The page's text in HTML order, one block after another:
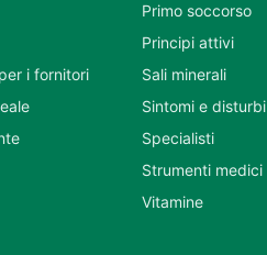
i fornitori
Primo soccorso
Principi attivi
Sali minerali
Sintomi e disturbi
Specialisti
Strumenti medici
Vitamine